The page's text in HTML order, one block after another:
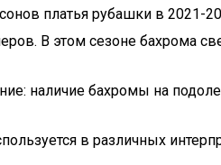
платья рубашки в 2021-
В этом сезоне бахрома
наличие бахромы на
в различных